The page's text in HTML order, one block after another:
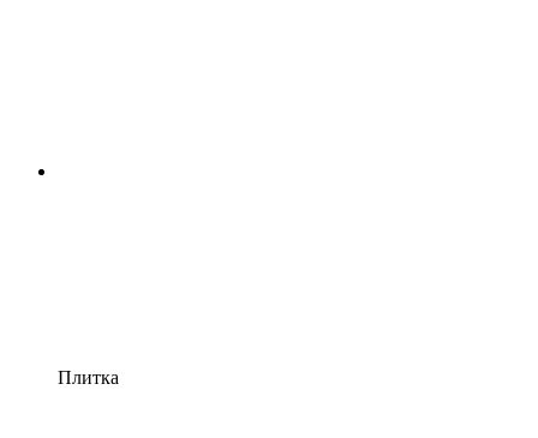
Плитка